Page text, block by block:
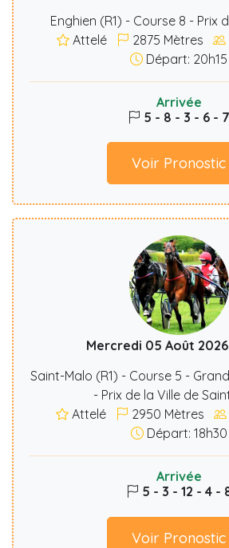
Enghien (R1) - Course 8 - Prix
Attelé
2875 Mètres
Départ: 20h15
Arrivée
5 - 8 - 3 - 6 - 7
Voir Pronostic
Mercredi 05 Août 2026
Saint-Malo (R1) - Course 5 -
- Prix de la Ville de
Attelé
2950 Mètres
Départ: 18h30
Arrivée
5 - 3 - 12 - 4 -
Voir Pronostic